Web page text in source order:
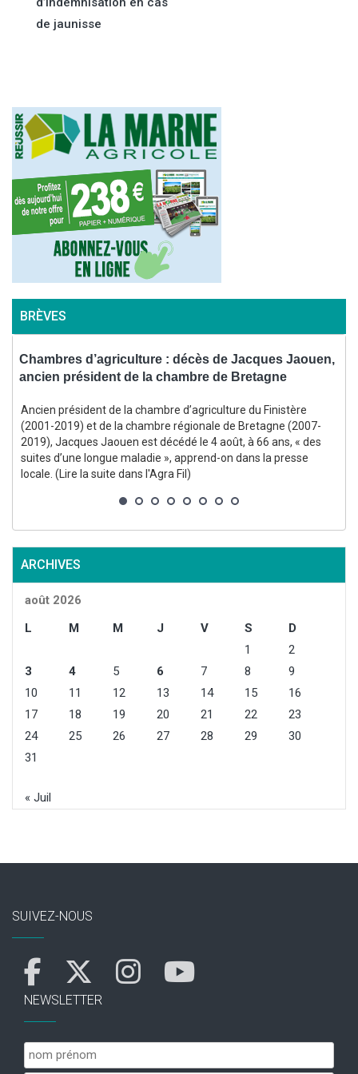
l’article
de jaunisse
BRÈVES
Chambres d’agriculture : décès de Jacques Jaouen,
ancien président de la chambre de Bretagne
Ancien président de la chambre d’agriculture du Finistère
(2001-2019) et de la chambre régionale de Bretagne (2007-
2019), Jacques Jaouen est décédé le 4 août, à 66 ans, « des
suites d’une longue maladie », apprend-on dans la presse
locale. (Lire la suite dans l'Agra Fil)
ARCHIVES
août 2026
L
M M J V S
D
1
2
3
4 5 6 7 8
9
10
11 12 13 14 15
16
17
18 19 20 21 22
23
24
25 26 27 28 29
30
31
« Juil
SUIVEZ-NOUS
NEWSLETTER